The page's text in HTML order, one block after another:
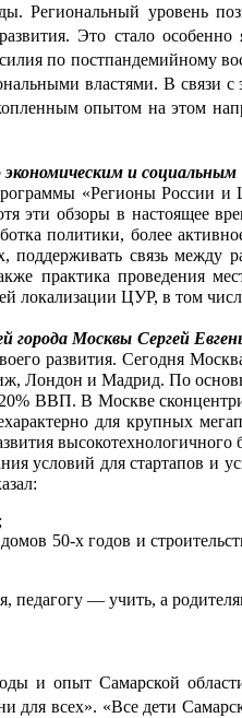
Региональный уровень
Это стало
по постпандемийному
властями. В связи
опытом на этом
и
«Регионы России
эти обзоры в настоящее
политики, более
поддерживать связь между
практика проведения
локализации ЦУР, в том
Москвы Сергей
развития. Сегодня
Лондон и Мадрид. По
ВВП. В Москве
для крупных
высокотехнологичного
условий для стартапов и
50-х годов и
педагогу — учить, а
и опыт Самарской
для всех». «Все дети